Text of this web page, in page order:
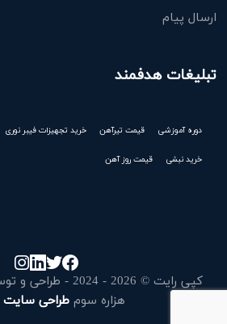
ارسال پیام
تبلیغات هدفمند
دوره آموزشی قیمت تیرآهن خرید تجهیزات فیبر نوری
خرید نبشی قیمت روز آهن
هزاره سومطراحی